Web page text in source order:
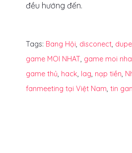
đều hướng đến.
Tags: Bang Hội, disconect,
game MOI NHAT, game moi
game thủ, hack, lag, nạp tiền,
fanmeeting tại Việt Nam, tin